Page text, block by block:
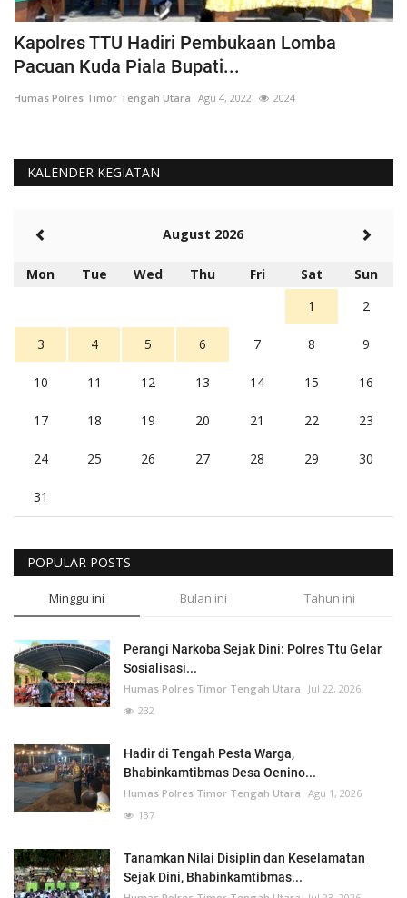
Kapolres TTU Hadiri Pembukaan Lomba
Pacuan Kuda Piala Bupati...
Humas Polres Timor Tengah Utara Agu 4, 2022 2024
KALENDER KEGIATAN
August 2026
Mon Tue Wed Thu Fri Sat
Sun
1
2
3 4 5 6 7 8 9
10 11 12 13 14 15 16
17 18 19 20 21 22 23
24 25 26 27 28 29 30
31
POPULAR POSTS
Minggu ini Bulan ini Tahun ini
Perangi Narkoba Sejak Dini: Polres Ttu Gelar
Sosialisasi...
Humas Polres Timor Tengah Utara
Jul 22, 2026
232
Hadir di Tengah Pesta Warga,
Bhabinkamtibmas Desa Oenino...
Humas Polres Timor Tengah Utara Agu 1, 2026
137
Tanamkan Nilai Disiplin dan Keselamatan
Sejak Dini, Bhabinkamtibmas...